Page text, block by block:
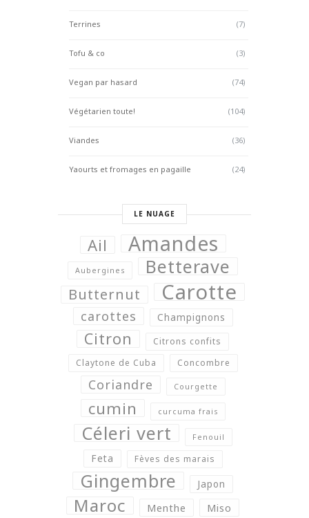
Terrines (7)
Tofu & co (3)
Vegan par hasard (74)
Végétarien toute! (104)
Viandes (36)
Yaourts et fromages en pagaille (24)
LE NUAGE
Ail Amandes
Aubergines Betterave
Butternut Carotte
carottes Champignons
Citron
Citrons confits
Claytone de Cuba
Concombre
Coriandre Courgette
cumin curcuma frais
Céleri vert Fenouil
Feta Fèves des marais
Gingembre Japon
Maroc Menthe Miso